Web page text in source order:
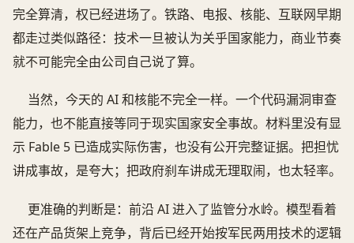
完全算清，权已经进场了。铁路、电报、核能、互联网早期
都走过类似路径：技术一旦被认为关乎国家能力，商业节奏
就不可能完全由公司自己说了算。
当然，今天的 AI 和核能不完全一样。一个代码漏洞审查
能力，也不能直接等同于现实国家安全事故。材料里没有显
示 Fable 5 已造成实际伤害，也没有公开完整证据。把担忧
讲成事故，是夸大；把政府刹车讲成无理取闹，也太轻率。
更准确的判断是：前沿 AI 进入了监管分水岭。模型看着
还在产品货架上竞争，背后已经开始按军民两用技术的逻辑